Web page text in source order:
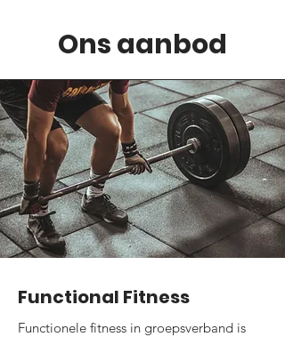
Ons aanbod
Functional Fitness
Functionele fitness in groepsverband is